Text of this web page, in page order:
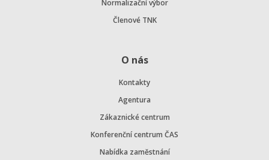
Normalizační výbor
Členové TNK
O nás
Kontakty
Agentura
Zákaznické centrum
Konferenční centrum ČAS
Nabídka zaměstnání